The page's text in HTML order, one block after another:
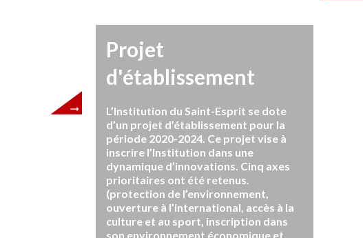
Projet
d'établissement
L’Institution du Saint-Esprit se dote
d’un projet d’établissement pour la
période 2020-2024. Ce projet vise à
inscrire l’Institution dans une
dynamique d’innovations. Cinq axes
prioritaires ont été retenus.
(protection de l’environnement,
ouverture à l’international, accès à la
culture et au sport, inscription dans
son environnement économique et